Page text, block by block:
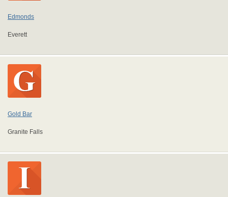
Edmonds
Everett
Gold Bar
Granite Falls